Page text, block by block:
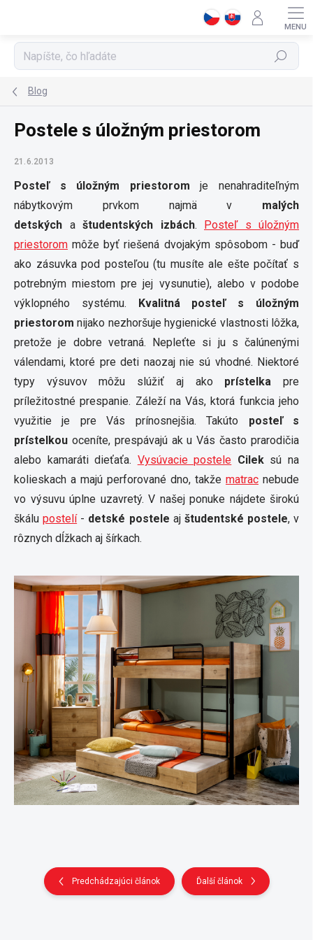
Hľadať
Blog
Postele s úložným priestorom
21.6.2013
Posteľ s úložným priestorom je nenahraditeľným
nábytkovým prvkom najmä v malých
detských a študentských izbách. Posteľ s úložným
priestorom môže byť riešená dvojakým spôsobom - buď
ako zásuvka pod posteľou (tu musíte ale ešte počítať s
potrebným miestom pre jej vysunutie), alebo v podobe
výklopného systému. Kvalitná posteľ s úložným
priestorom nijako nezhoršuje hygienické vlastnosti lôžka,
pretože je dobre vetraná. Nepleťte si ju s čalúnenými
válendami, ktoré pre deti naozaj nie sú vhodné. Niektoré
typy výsuvov môžu slúžiť aj ako prístelka pre
príležitostné prespanie. Záleží na Vás, ktorá funkcia jeho
využitie je pre Vás prínosnejšia. Takúto posteľ s
prístelkou oceníte, prespávajú ak u Vás často prarodičia
alebo kamaráti dieťaťa. Vysúvacie postele Cileksú na
kolieskach a majú perforované dno, takže matrac nebude
vo výsuvu úplne uzavretý. V našej ponuke nájdete širokú
škálupostelí- detské postele aj študentské postele, v
rôznych dĺžkach aj šírkach.
Predchádzajúci článok Ďalší článok